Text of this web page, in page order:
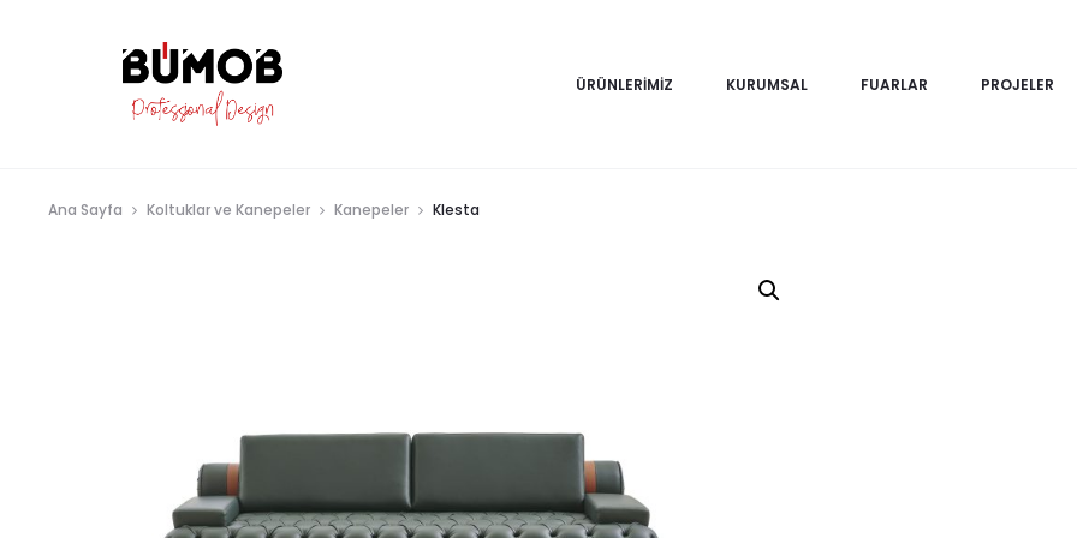
ÜRÜNLERIMIZ KURUMSAL FUARLAR PROJELER
Ana Sayfa Koltuklar ve Kanepeler Kanepeler Klesta